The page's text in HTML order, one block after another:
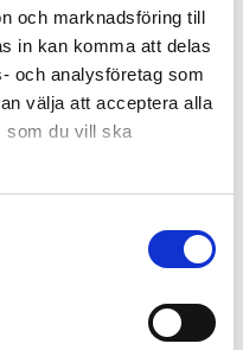
och marknadsföring till
in kan komma att delas
och analysföretag som
välja att acceptera alla
som du vill ska
alltid konfidentiellt och
leverantörer av IT-
säkrar vi
adekvat sätt, t.ex.
(som
åtkomst till våra IT-
till andra